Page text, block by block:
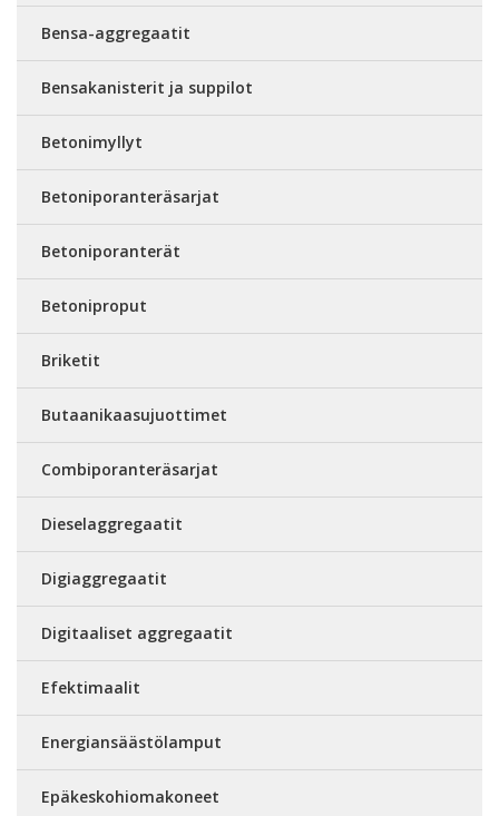
Bensa-aggregaatit
Bensakanisterit ja suppilot
Betonimyllyt
Betoniporanteräsarjat
Betoniporanterät
Betoniproput
Briketit
Butaanikaasujuottimet
Combiporanteräsarjat
Dieselaggregaatit
Digiaggregaatit
Digitaaliset aggregaatit
Efektimaalit
Energiansäästölamput
Epäkeskohiomakoneet